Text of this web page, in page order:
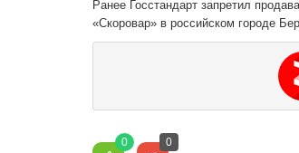
Ранее Госстандарт запретил
«Скоровар» в российском городе
0 0